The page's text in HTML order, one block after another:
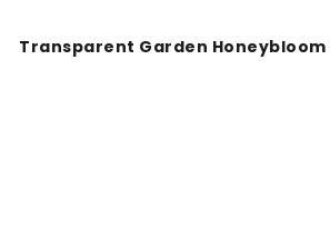
Transparent Garden Honeybloom